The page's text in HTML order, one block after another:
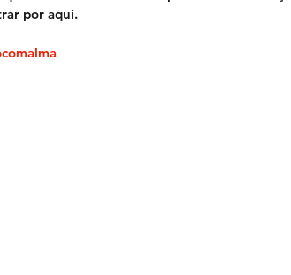
por aqui.